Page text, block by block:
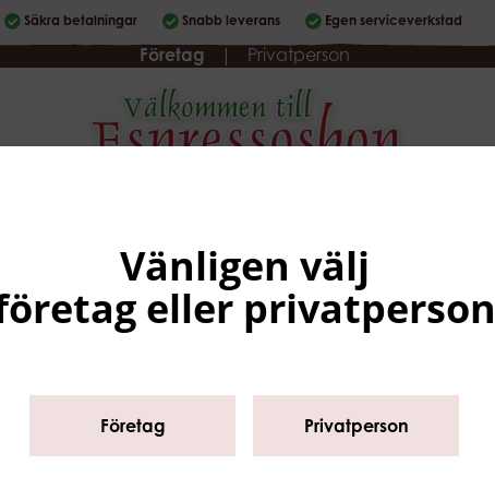
Säkra betalningar Snabb leverans Egen serviceverkstad
Företag | Privatperson
/ Sortiment / Barista utrustning / Vattenfilter /Vattenkanna
Vattenkanna
Vänligen välj
eller privatperson
Företag Privatperson